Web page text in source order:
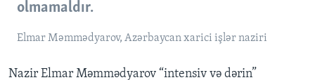
olmamaldır.
Elmar Məmmədyarov, Azərbaycan xarici işlər naziri
Nazir Elmar Məmmədyarov “intensiv və dərin”